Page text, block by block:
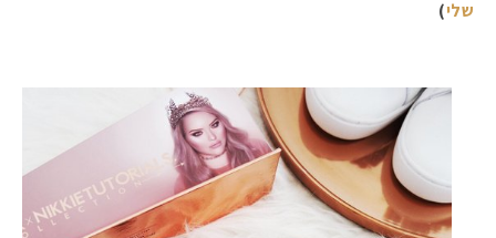
שלי)